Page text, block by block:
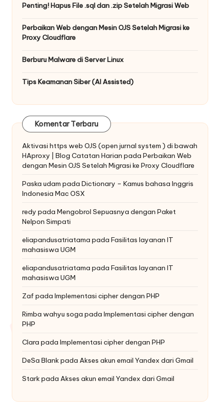
Penting! Hapus File .sql dan .zip Setelah Migrasi Web
Perbaikan Web dengan Mesin OJS Setelah Migrasi ke
Proxy Cloudflare
Berburu Malware di Server Linux
Tips Keamanan Siber (AI Assisted)
Komentar Terbaru
Aktivasi https web OJS (open jurnal system ) di bawah
HAproxy | Blog Catatan Harian pada Perbaikan Web
dengan Mesin OJS Setelah Migrasi ke Proxy Cloudflare
Paska udam pada Dictionary – Kamus bahasa Inggris
Indonesia Mac OSX
redy pada Mengobrol Sepuasnya dengan Paket
Nelpon Simpati
eliapandusatriatama pada Fasilitas layanan IT
mahasiswa UGM
eliapandusatriatama pada Fasilitas layanan IT
mahasiswa UGM
Zaf pada Implementasi cipher dengan PHP
Rimba wahyu soga pada Implementasi cipher dengan
PHP
Clara pada Implementasi cipher dengan PHP
DeSa Blankpada Akses akun email Yandex dari Gmail
Starkpada Akses akun email Yandex dari Gmail